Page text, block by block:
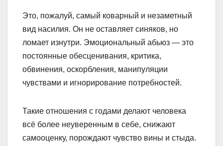
Это, пожалуй, самый коварный и незаметный
вид насилия. Он не оставляет синяков, но
ломает изнутри. Эмоциональный абьюз — это
постоянные обесценивания, критика,
обвинения, оскорбления, манипуляции
чувствами и игнорирование потребностей.
Такие отношения с годами делают человека
всё более неуверенным в себе, снижают
самооценку, порождают чувство вины и стыда.